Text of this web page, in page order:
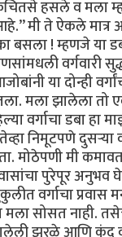
हसले व मला
मी ते ऐकले
बसला ! म्हणजे या
वर्गवारी
या दोन्ही
मला झालेला तो
वर्गाचा डबा हा
निमूटपणे दुसऱ्या
मोठेपणी मी
पुरेपूर
वर्गाचा
मला सोसत नाही.